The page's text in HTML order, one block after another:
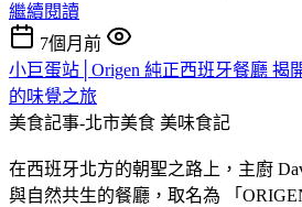
繼續閱讀
7個月前
小巨蛋站│Origen 純正西班牙餐廳 揭
的味覺之旅
美食記事-北市美食 美味食記
在西班牙北方的朝聖之路上 ，主廚
與自然共生的餐廳，取名為 「